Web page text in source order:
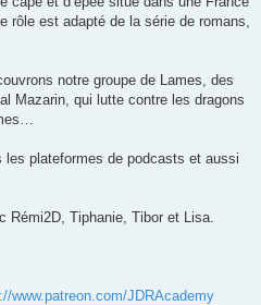
rôle est adapté de la série de romans,
notre groupe de Lames, des
Mazarin, qui lutte contre les dragons
les plateformes de podcasts et aussi
Rémi2D, Tiphanie, Tibor et Lisa.
www.patreon.com/JDRAcademy